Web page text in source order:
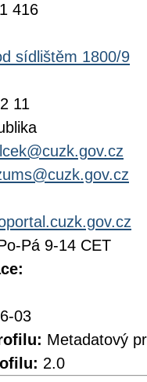
416
sídlištěm 1800/9
11
Pá 9-14 CET
03
Metadatový
2.0